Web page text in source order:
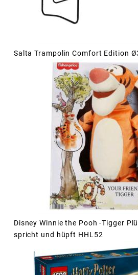
Salta Trampolin Comfort Edition
Disney Winnie the Pooh -Tigger
spricht und hüpft HHL52